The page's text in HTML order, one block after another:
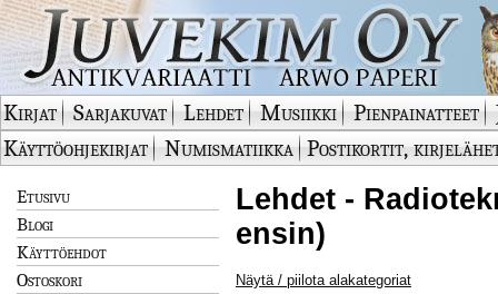
Kirjat Sarjakuvat Lehdet Musiikki Pienpainatteet
Käyttöohjekirjat
Numismatiikka Postikortit,
Etusivu
Blogi
Käyttöehdot
Ostoskori
Lehdet -
ensin)
Näytä / piilota alakategoriat